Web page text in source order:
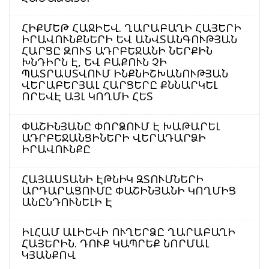
ՀԻՔՄԵԹ ՀԱՋԻԵՎ. ՂԱՐԱԲԱՂԻ ՀԱՅԵՐԻ
ԻՐԱՎՈՒՆՔՆԵՐԻ ԵՎ ԱՆՎՏԱՆԳՈՒԹՅԱՆ
ՀԱՐՑԸ ԶՈՒՏ ԱԴՐԲԵՋԱՆԻ ՆԵՐՔԻՆ
ԽՆԴԻՐՆ Է, ԵՎ ԲԱՔՈՒՆ ՉԻ
ՊԱՏՐԱՍՏՎՈՒՄ ԻՆՔՆԻՇԽԱՆՈՒԹՅԱՆ
ՎԵՐԱԲԵՐՅԱԼ ՀԱՐՑԵՐԸ ՔՆՆԱՐԿԵԼ
ՈՐԵՎԷ ԱՅԼ ԿՈՂՄԻ ՀԵՏ
ՓԱՇԻՆՅԱՆԸ ՓՈՐՁՈՒՄ Է ԽԱԹԱՐԵԼ
ԱԴՐԲԵՋԱՆՑԻՆԵՐԻ ՎԵՐԱԴԱՐՁԻ
ԻՐԱՎՈՒՆՔԸ
ՀԱՅԱՍՏԱՆԻ ԷԹՆԻԿ ԶՏՈՒՄՆԵՐԻ
ԱՐԴԱՐԱՑՈՒՄԸ ՓԱՇԻՆՅԱՆԻ ԿՈՂՄԻՑ
ԱՆԸՆԴՈՒՆԵԼԻ Է
ԻԼՀԱՄ ԱԼԻԵՎԻ ՈՒՂԵՐՁԸ ՂԱՐԱԲԱՂԻ
ՀԱՅԵՐԻՆ. ԴՈՒՔ ԿԱՊՐԵՔ ՆՈՐՄԱԼ
ԿՅԱՆՔՈՎ